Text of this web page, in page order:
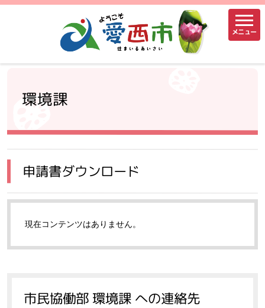
メニュー
環境課
申請書ダウンロード
現在コンテンツはありません。
市民協働部 環境課 への連絡先